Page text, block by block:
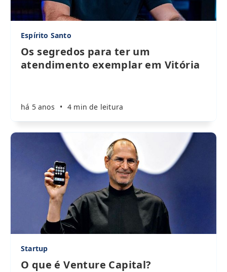
Espírito Santo
Os segredos para ter um
atendimento exemplar em Vitória
há 5 anos • 4 min de leitura
Startup
O que é Venture Capital?